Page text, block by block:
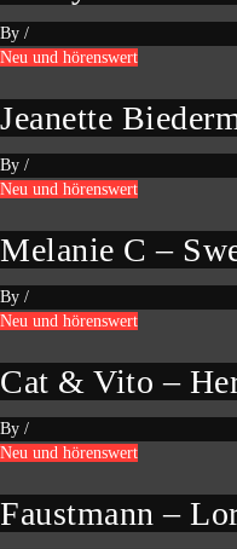
By /
Neu und hörenswert
Jeanette
By /
Neu und hörenswert
Melanie C –
By /
Neu und hörenswert
Cat & Vito –
By /
Neu und hörenswert
Faustmann –